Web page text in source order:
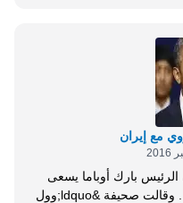
مع إيران
بارك أوباما يسعى
إلى تحصين الاتفاق النووي مع إيران . وقالت صحيفة &ldquo;وول